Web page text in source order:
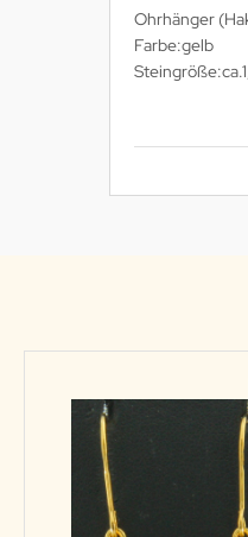
Ohrhänger
Farbe:gelb